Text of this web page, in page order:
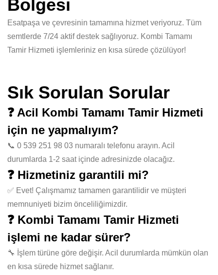
Bölgesi
Esatpaşa ve çevresinin tamamına hizmet veriyoruz. Tüm
semtlerde 7/24 aktif destek sağlıyoruz. Kombi Tamamı
Tamir Hizmeti işlemleriniz en kısa sürede çözülüyor!
Sık Sorulan Sorular
❓ Acil Kombi Tamamı Tamir Hizmeti
için ne yapmalıyım?
📞 0 539 251 98 03 numaralı telefonu arayın. Acil
durumlarda 1-2 saat içinde adresinizde olacağız.
❓ Hizmetiniz garantili mi?
✅ Evet! Çalışmamız tamamen garantilidir ve müşteri
memnuniyeti bizim önceliliğimizdir.
❓ Kombi Tamamı Tamir Hizmeti
işlemi ne kadar sürer?
🔧 İşlem türüne göre değişir. Acil durumlarda mümkün olan
en kısa sürede hizmet sağlanır.